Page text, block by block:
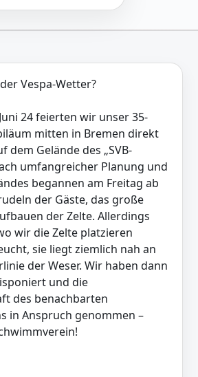
Vespa-Wetter?
24 feierten wir unser 35-
mitten in Bremen direkt
dem Gelände des „SVB-
umfangreicher Planung und
begannen am Freitag ab
der Gäste, das große
der Zelte. Allerdings
wir die Zelte platzieren
sie liegt ziemlich nah an
der Weser. Wir haben dann
und die
des benachbarten
in Anspruch genommen –